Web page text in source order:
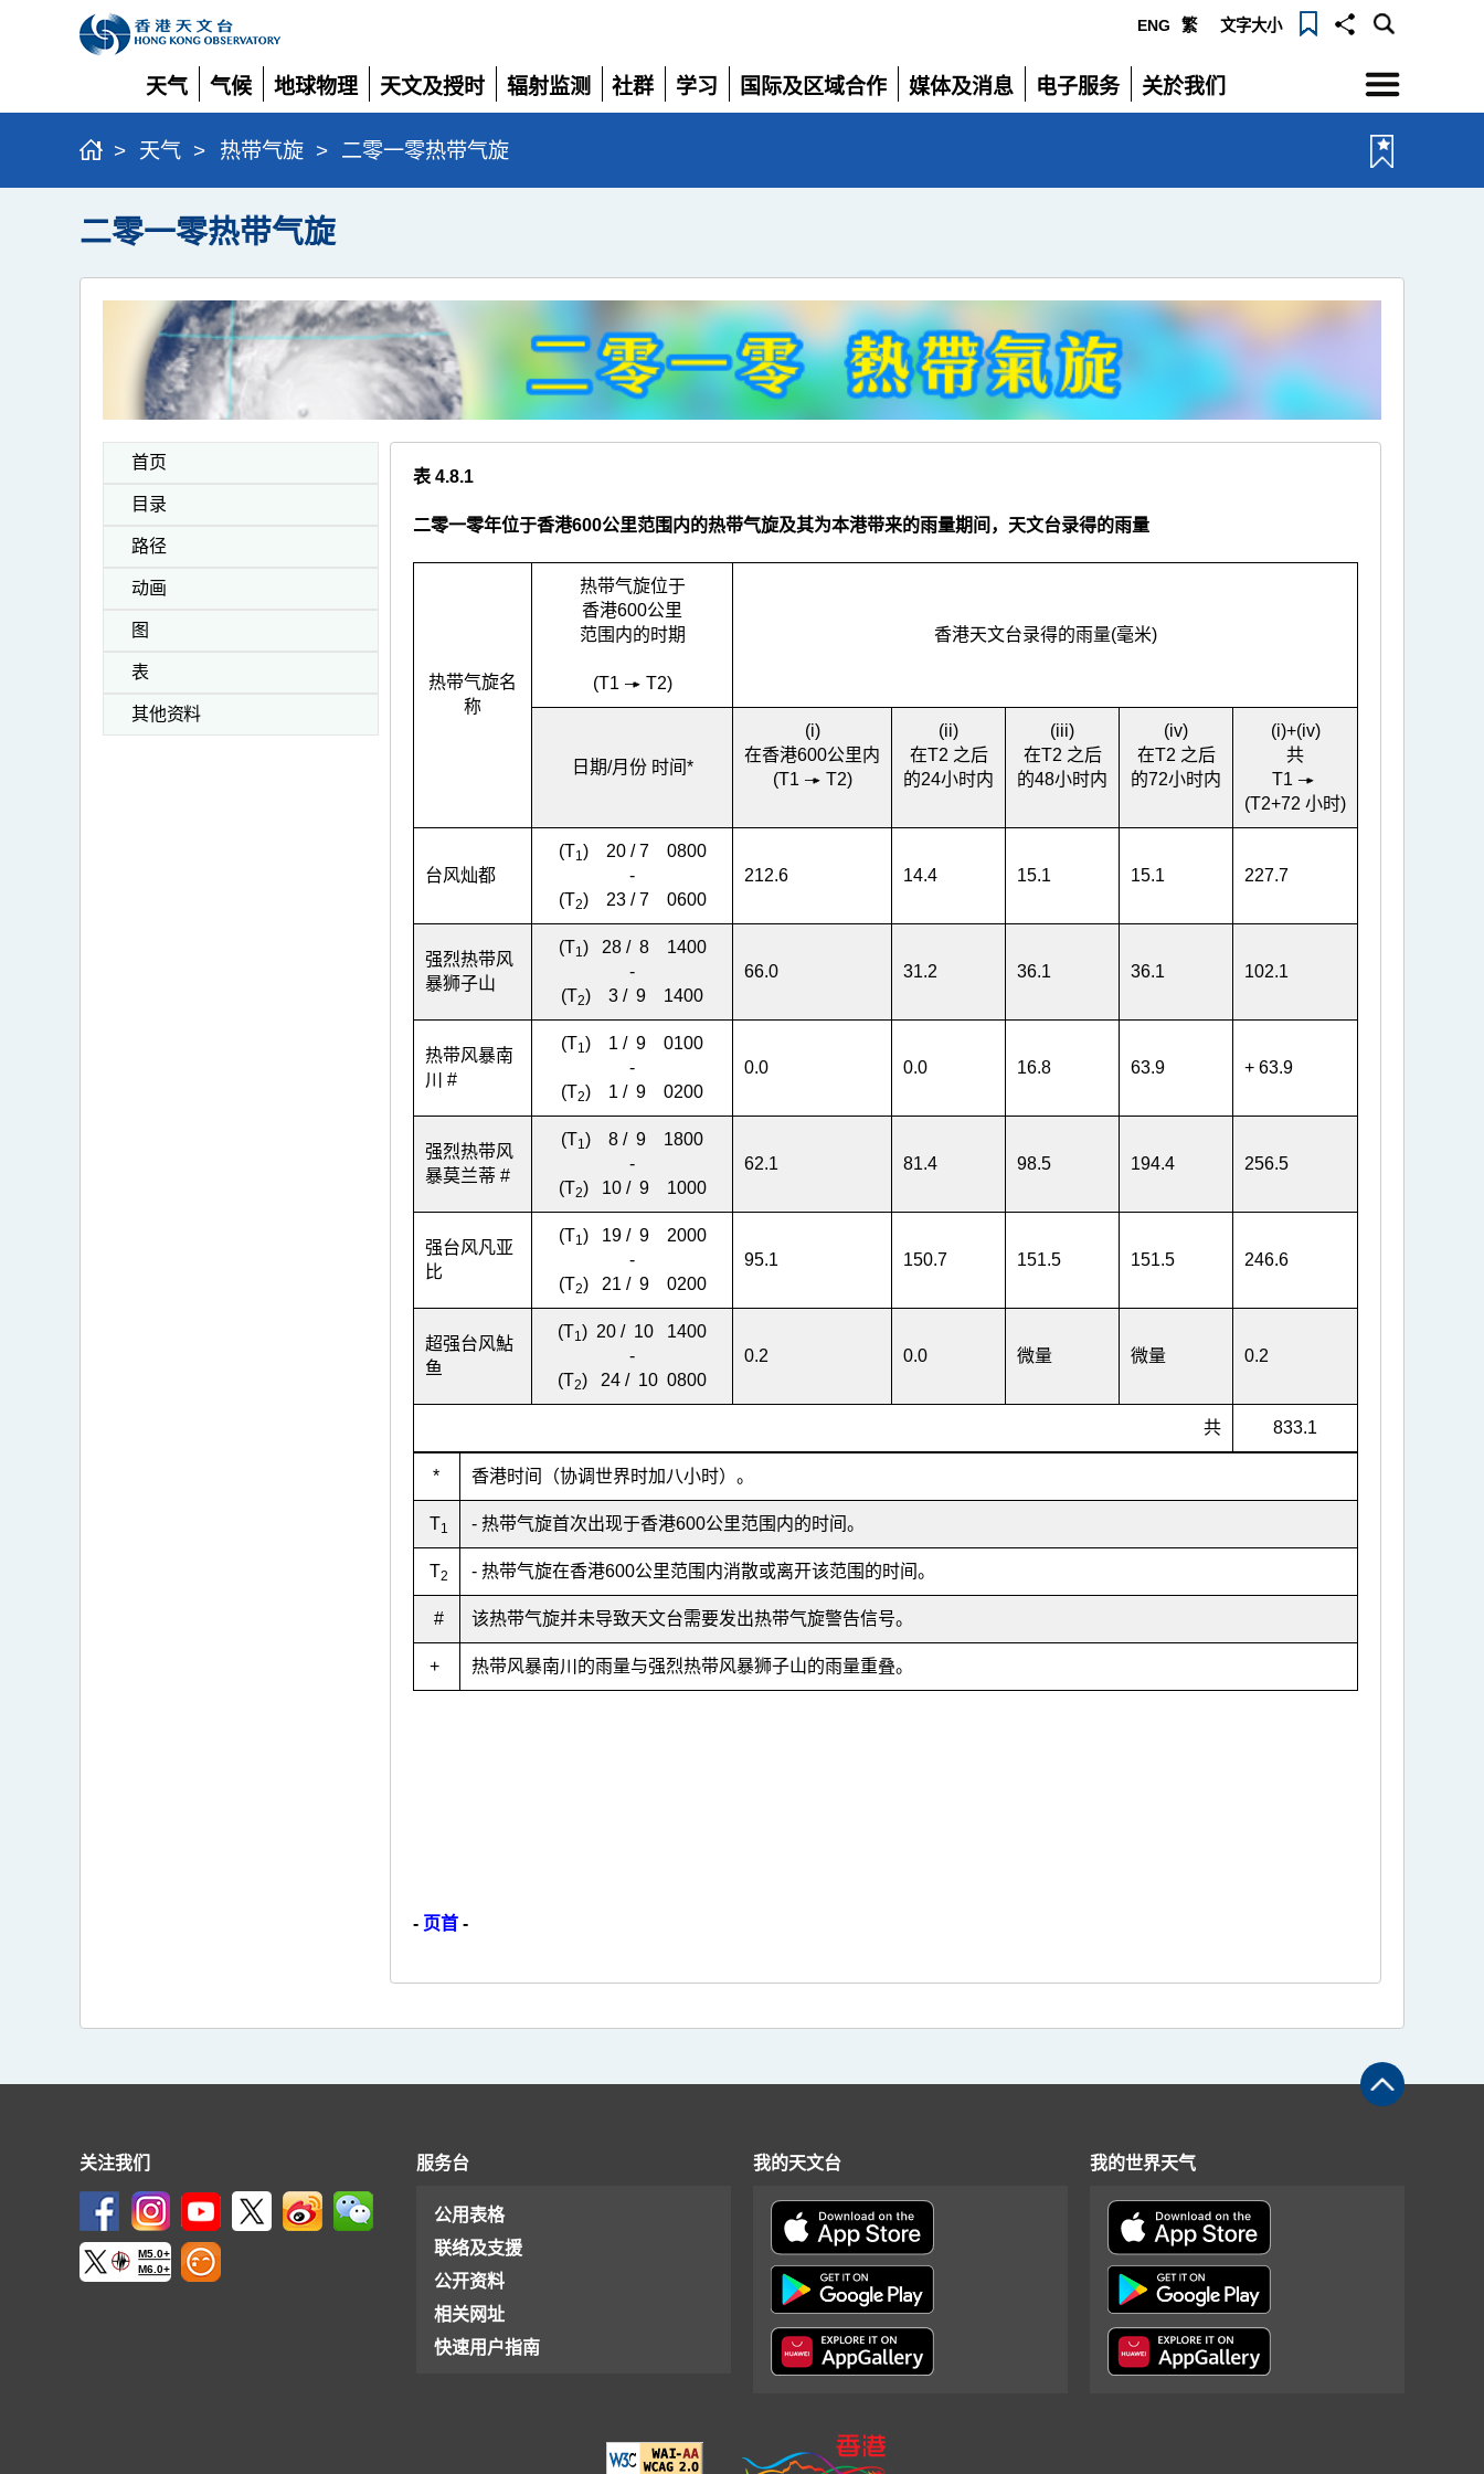
ENG 繁 文字大小
天气
展
开
气候
展
开
地球物理
展
开
天文及授时
展
开
辐射监测
展
开
社群
展
学习
展
国际及区域合作
展
媒体及消息
展
电子服务
展
关於我们
展
选
单
> 天气 > 热带气旋 > 二零一零热带气旋
二零一零热带气旋
首页
目录
路径
动画
图
表
其他资料
表 4.8.1
二零一零年位于香港600公里范围内的热带气旋及其为本港带来的雨量期间，天文台录得的雨量
热带气旋名
称
热带气旋位于
香港600公里
范围内的时期
(T1 T2)
香港天文台录得的雨量(毫米)
日期/月份 时间*
(i)
在香港600公里内
(T1 T2)
(ii)
在T2 之后
的24小时内
(iii)
在T2 之后
的48小时内
(iv)
在T2 之后
的72小时内
(i)+(iv)
共
T1
(T2+72 小时)
台风灿都
(T1) 20 / 7 0800
-
(T2) 23 / 7 0600
212.6 14.4 15.1 15.1 227.7
强烈热带风
暴狮子山
(T1) 28 / 8 1400
-
(T2) 3 / 9 1400
66.0 31.2 36.1 36.1 102.1
热带风暴南
川 #
(T1) 1 / 9 0100
-
(T2) 1 / 9 0200
0.0 0.0 16.8 63.9 + 63.9
强烈热带风
暴莫兰蒂 #
(T1) 8 / 9 1800
-
(T2) 10 / 9 1000
62.1 81.4 98.5 194.4 256.5
强台风凡亚
比
(T1) 19 / 9 2000
-
(T2) 21 / 9 0200
95.1 150.7 151.5 151.5 246.6
超强台风鮎
鱼
(T1) 20 / 10 1400
-
(T2) 24 / 10 0800
0.2 0.0 微量 微量 0.2
共 833.1
* 香港时间（协调世界时加八小时）。
T1 - 热带气旋首次出现于香港600公里范围内的时间。
T2 - 热带气旋在香港600公里范围内消散或离开该范围的时间。
# 该热带气旋并未导致天文台需要发出热带气旋警告信号。
+ 热带风暴南川的雨量与强烈热带风暴狮子山的雨量重叠。
- 页首 -
关注我们
M5.0+
M6.0+
服务台
公用表格
联络及支援
公开资料
相关网址
快速用户指南
我的天文台 我的世界天气